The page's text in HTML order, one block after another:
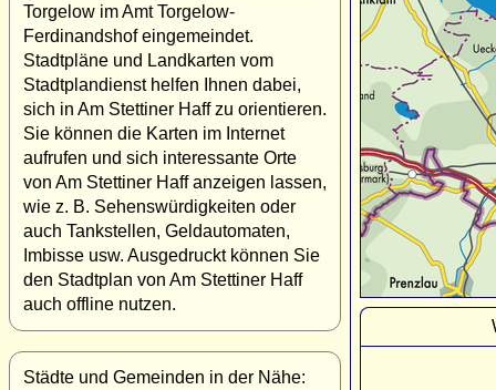
Torgelow im Amt Torgelow-
Ferdinandshof eingemeindet.
Stadtpläne und Landkarten vom
Stadtplandienst helfen Ihnen dabei,
sich in Am Stettiner Haff zu orientieren.
Sie können die Karten im Internet
aufrufen und sich interessante Orte
von Am Stettiner Haff anzeigen lassen,
wie z. B. Sehenswürdigkeiten oder
auch Tankstellen, Geldautomaten,
Imbisse usw. Ausgedruckt können Sie
den Stadtplan von Am Stettiner Haff
auch offline nutzen.
Städte und Gemeinden in der Nähe: